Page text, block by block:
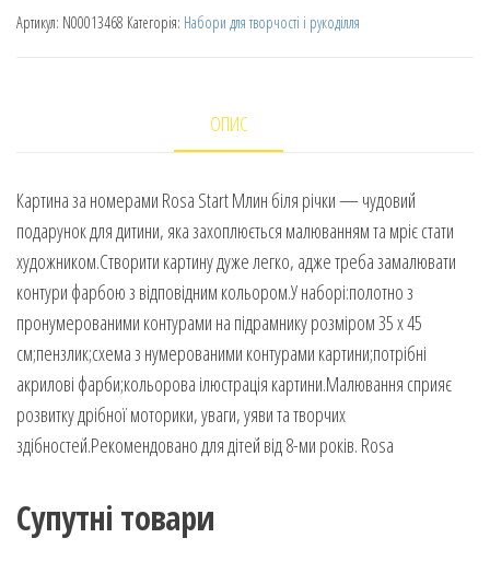
Артикул: N00013468 Категорія: Набори для творчості і рукоділля
ОПИС
Картина за номерами Rosa Start Млин біля річки — чудовий
подарунок для дитини, яка захоплюється малюванням та мріє стати
художником.Створити картину дуже легко, адже треба замалювати
контури фарбою з відповідним кольором.У наборі:полотно з
пронумерованими контурами на підрамнику розміром 35 х 45
см;пензлик;схема з нумерованими контурами картини;потрібні
акрилові фарби;кольорова ілюстрація картини.Малювання сприяє
розвитку дрібної моторики, уваги, уяви та творчих
здібностей.Рекомендовано для дітей від 8-ми років. Rosa
Супутні товари